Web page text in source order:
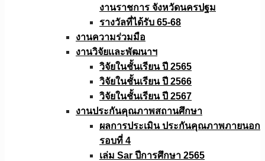
งานราชการ จังหวัดนครปฐม
รางวัลที่ได้รับ 65-68
งานความร่วมมือ
งานวิจัยเเละพัฒนาฯ
วิจัยในชั้นเรียน ปี 2565
วิจัยในชั้นเรียน ปี 2566
วิจัยในชั้นเรียน ปี 2567
งานประกันคุณภาพสถานศึกษา
ผลการประเมิน ประกันคุณภาพภายนอก
รอบที่ 4
เล่ม Sar ปีการศึกษา 2565